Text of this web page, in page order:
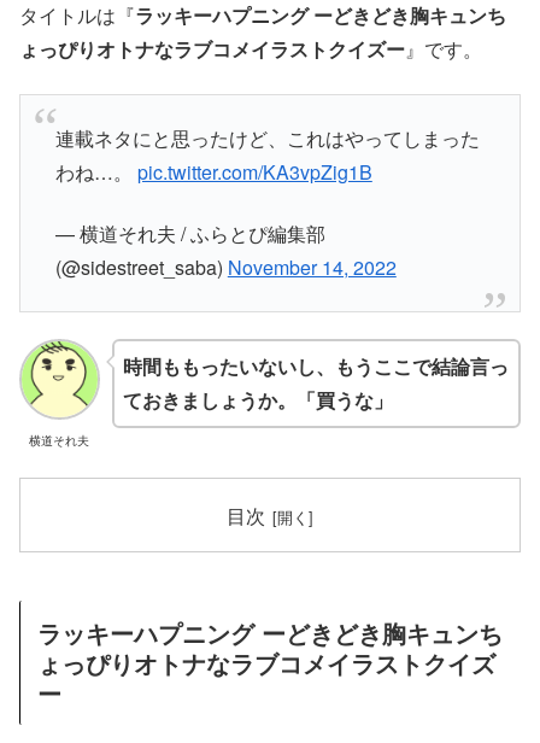
タイトルは『ラッキーハプニング ーどきどき胸キュンち
ょっぴりオトナなラブコメイラストクイズー』です。
連載ネタにと思ったけど、これはやってしまった
わね…。 pic.twitter.com/KA3vpZig1B
— 横道それ夫 / ふらとぴ編集部
(@sidestreet_saba) November 14, 2022
横道それ夫
時間ももったいないし、もうここで結論言っ
ておきましょうか。「買うな」
目次
ラッキーハプニング ーどきどき胸キュンち
ょっぴりオトナなラブコメイラストクイズ
ー